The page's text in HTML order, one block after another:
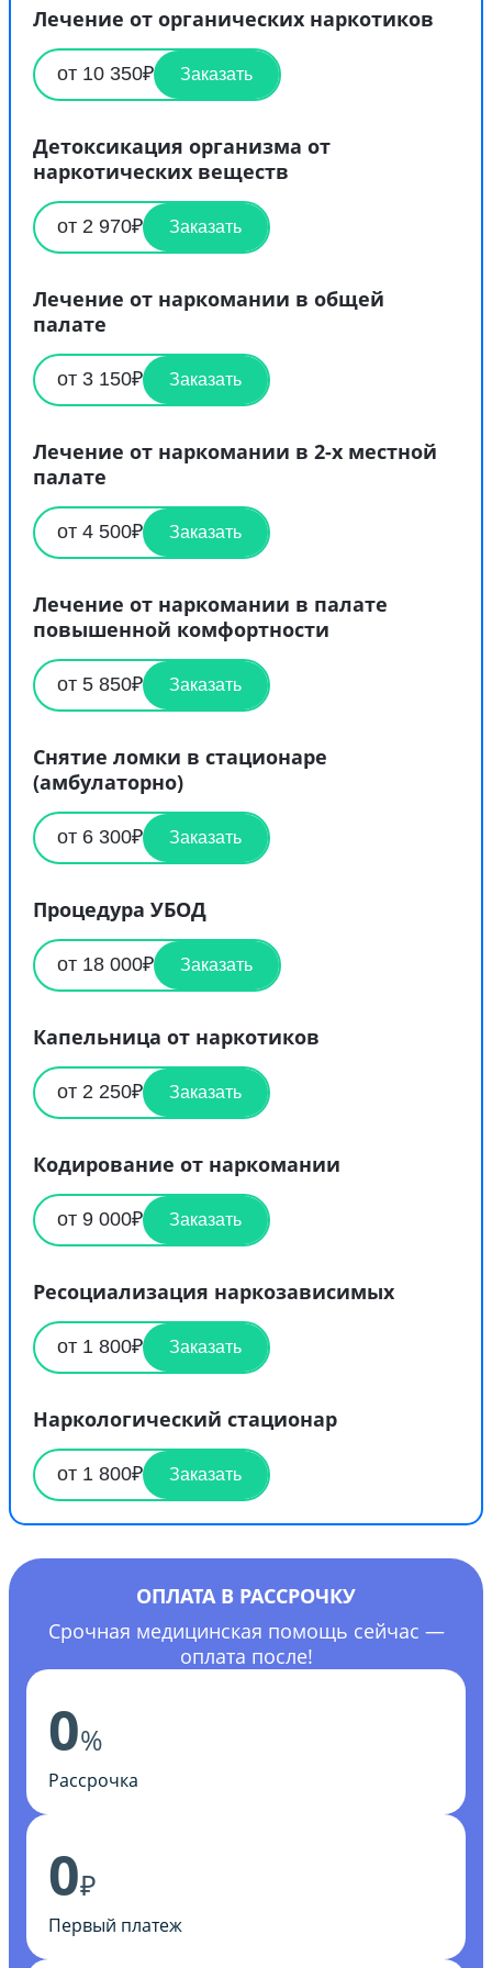
Лечение от органических наркотиков
от 10 350₽ Заказать
Детоксикация организма от
наркотических веществ
от 2 970₽ Заказать
Лечение от наркомании в общей
палате
от 3 150₽ Заказать
Лечение от наркомании в 2-х местной
палате
от 4 500₽ Заказать
Лечение от наркомании в палате
повышенной комфортности
от 5 850₽ Заказать
Снятие ломки в стационаре
(амбулаторно)
от 6 300₽ Заказать
Процедура УБОД
от 18 000₽ Заказать
Капельница от наркотиков
от 2 250₽ Заказать
Кодирование от наркомании
от 9 000₽ Заказать
Ресоциализация наркозависимых
от 1 800₽ Заказать
Наркологический стационар
от 1 800₽ Заказать
ОПЛАТА В РАССРОЧКУ
Срочная медицинская помощь сейчас —
оплата после!
0%
Рассрочка
0₽
Первый платеж